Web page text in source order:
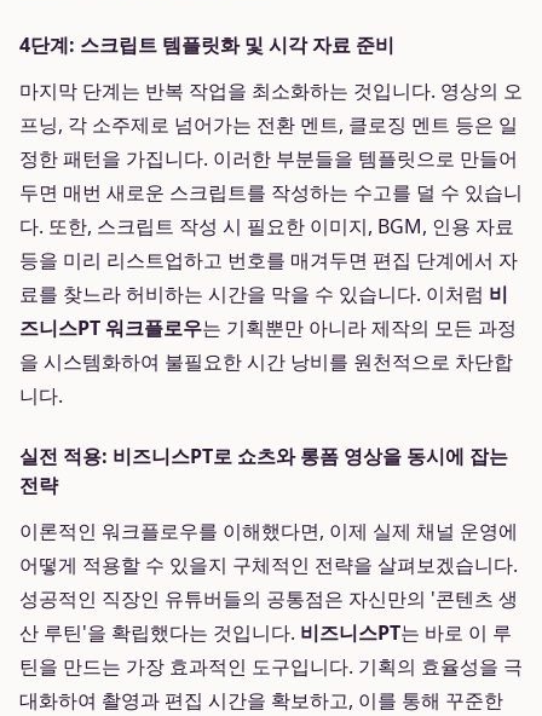
4단계: 스크립트 템플릿화 및 시각 자료 준비
마지막 단계는 반복 작업을 최소화하는 것입니다. 영상의 오
프닝, 각 소주제로 넘어가는 전환 멘트, 클로징 멘트 등은 일
정한 패턴을 가집니다. 이러한 부분들을 템플릿으로 만들어
두면 매번 새로운 스크립트를 작성하는 수고를 덜 수 있습니
다. 또한, 스크립트 작성 시 필요한 이미지, BGM, 인용 자료
등을 미리 리스트업하고 번호를 매겨두면 편집 단계에서 자
료를 찾느라 허비하는 시간을 막을 수 있습니다. 이처럼 비
즈니스PT 워크플로우는 기획뿐만 아니라 제작의 모든 과정
을 시스템화하여 불필요한 시간 낭비를 원천적으로 차단합
니다.
실전 적용: 비즈니스PT로 쇼츠와 롱폼 영상을 동시에 잡는
전략
이론적인 워크플로우를 이해했다면, 이제 실제 채널 운영에
어떻게 적용할 수 있을지 구체적인 전략을 살펴보겠습니다.
성공적인 직장인 유튜버들의 공통점은 자신만의 '콘텐츠 생
산 루틴'을 확립했다는 것입니다. 비즈니스PT는 바로 이 루
틴을 만드는 가장 효과적인 도구입니다. 기획의 효율성을 극
대화하여 촬영과 편집 시간을 확보하고, 이를 통해 꾸준한